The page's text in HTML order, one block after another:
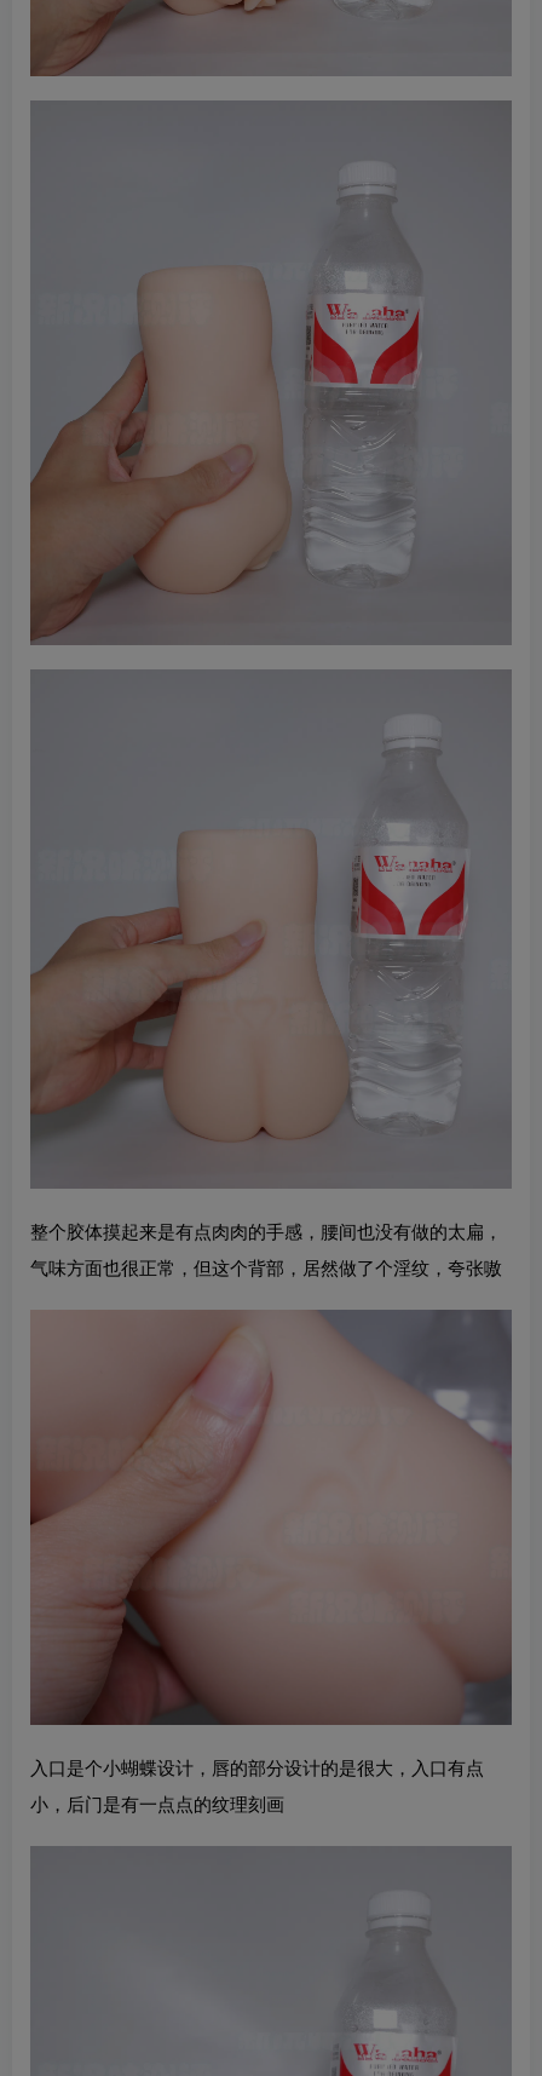
整个胶体摸起来是有点肉肉的手感，腰间也没有做的太扁，
气味方面也很正常，但这个背部，居然做了个淫纹，夸张嗷
入口是个小蝴蝶设计，唇的部分设计的是很大，入口有点
小，后门是有一点点的纹理刻画